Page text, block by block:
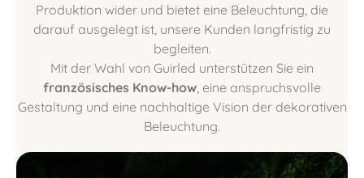
Produktion wider und bietet eine Beleuchtung, die
darauf ausgelegt ist, unsere Kunden langfristig zu
begleiten.
Mit der Wahl von Guirled unterstützen Sie ein
französisches Know-how , eine anspruchsvolle
Gestaltung und eine nachhaltige Vision der dekorativen
Beleuchtung.